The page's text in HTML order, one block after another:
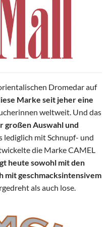
Dromedar auf
Marke seit jeher eine
weltweit. Und das
großen Auswahl und
lediglich mit Schnupf- und
die Marke CAMEL
heute sowohl mit den
mit geschmacksintensivem
als auch lose.